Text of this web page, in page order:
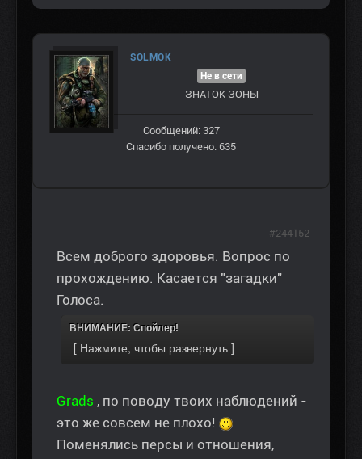
SOLMOK
Не в сети
ЗНАТОК ЗОНЫ
Сообщений: 327
Спасибо получено: 635
Всем доброго здоровья. Вопрос по
прохождению. Касается "загадки"
Голоса.
ВНИМАНИЕ: Спойлер!
Grads , по поводу твоих наблюдений -
это же совсем не плохо!
Поменялись персы и отношения,
#244152